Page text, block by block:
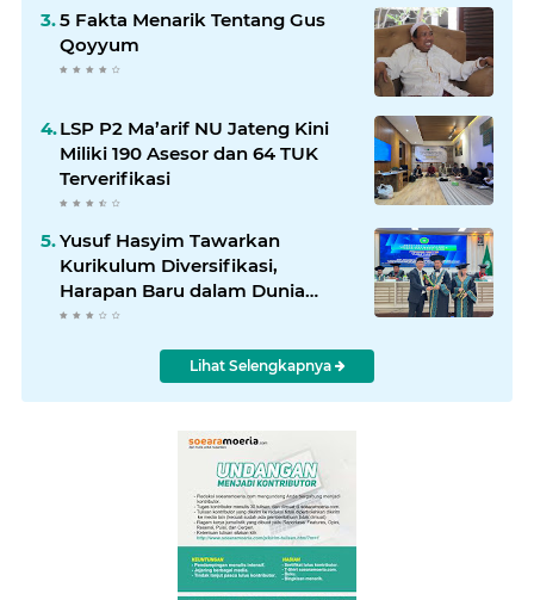
5 Fakta Menarik Tentang Gus
Qoyyum
LSP P2 Ma’arif NU Jateng Kini
Miliki 190 Asesor dan 64 TUK
Terverifikasi
Yusuf Hasyim Tawarkan
Kurikulum Diversifikasi,
Harapan Baru dalam Dunia
Pendidikan
Lihat Selengkapnya